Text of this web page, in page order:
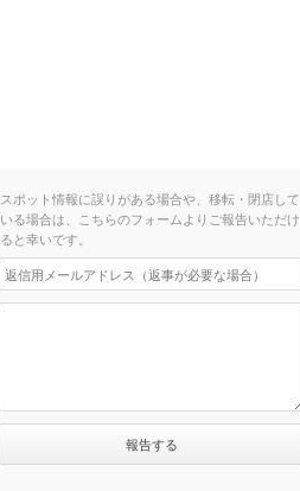
スポット情報に誤りがある場合や、移転・閉店して
いる場合は、こちらのフォームよりご報告いただけ
ると幸いです。